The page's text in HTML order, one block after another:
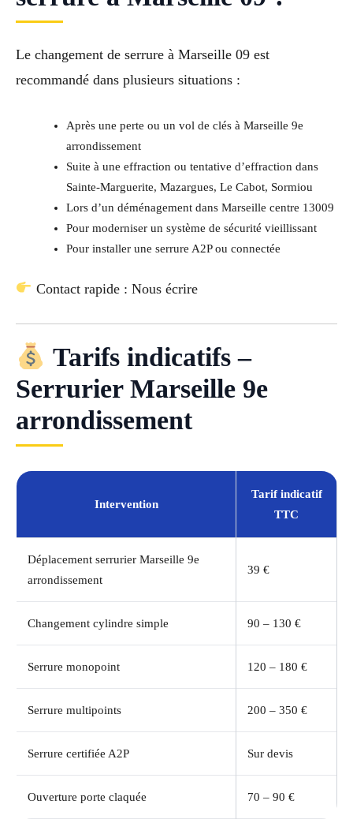
Le changement de serrure à Marseille 09 est
recommandé dans plusieurs situations :
Après une perte ou un vol de clés à Marseille 9e
arrondissement
Suite à une effraction ou tentative d’effraction dans
Sainte-Marguerite, Mazargues, Le Cabot, Sormiou
Lors d’un déménagement dans Marseille centre 13009
Pour moderniser un système de sécurité vieillissant
Pour installer une serrure A2P ou connectée
Contact rapide : Nous écrire
Tarifs indicatifs –
Serrurier Marseille 9e
arrondissement
Intervention
Tarif indicatif
TTC
Déplacement serrurier Marseille 9e
arrondissement
39 €
Changement cylindre simple 90 – 130 €
Serrure monopoint 120 – 180 €
Serrure multipoints 200 – 350 €
Serrure certifiée A2P Sur devis
Ouverture porte claquée 70 – 90 €